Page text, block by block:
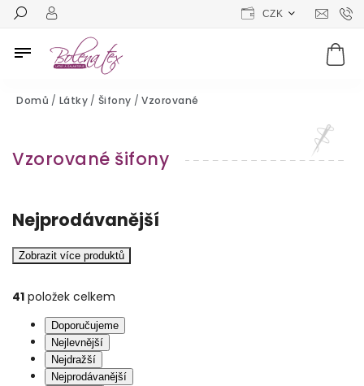
CZK
Domů / Látky / Šifony / Vzorované
Vzorované šifony
Nejprodávanější
Zobrazit více produktů
Doporučujeme
Nejlevnější
Nejdražší
Nejprodávanější
41 položek celkem